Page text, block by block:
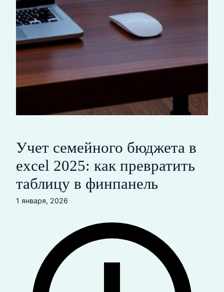
Учет семейного бюджета в
excel 2025: как превратить
таблицу в финпанель
1 января, 2026